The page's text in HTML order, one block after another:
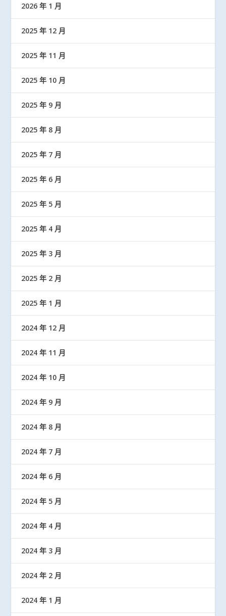
2026 年 1 月
2025 年 12 月
2025 年 11 月
2025 年 10 月
2025 年 9 月
2025 年 8 月
2025 年 7 月
2025 年 6 月
2025 年 5 月
2025 年 4 月
2025 年 3 月
2025 年 2 月
2025 年 1 月
2024 年 12 月
2024 年 11 月
2024 年 10 月
2024 年 9 月
2024 年 8 月
2024 年 7 月
2024 年 6 月
2024 年 5 月
2024 年 4 月
2024 年 3 月
2024 年 2 月
2024 年 1 月